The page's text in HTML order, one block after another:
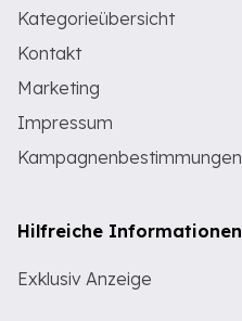
Kategorieübersicht
Kontakt
Marketing
Impressum
Kampagnenbestimmungen
Hilfreiche Informationen
Exklusiv Anzeige